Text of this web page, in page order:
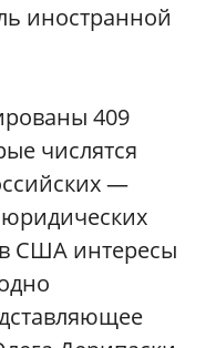
иностранной
409
числятся
—
юридических
США интересы